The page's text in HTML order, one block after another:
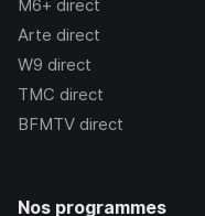
M6+ direct
Arte direct
W9 direct
TMC direct
BFMTV direct
Nos programmes